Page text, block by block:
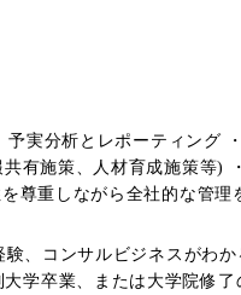
実分析とレポーティング
有施策、人材育成施策等)
尊重しながら全社的な管
、コンサルビジネスがわ
企画部門において主体的に企画をやりきった実務経験を持つ方 ●学歴 4年制大学卒業、または大